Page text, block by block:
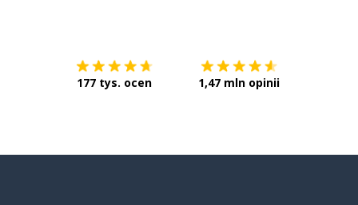
177 tys. ocen 1,47 mln opinii